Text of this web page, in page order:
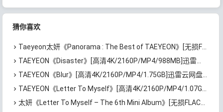
网盘下载
迅雷云网盘下载
猜你喜欢
Taeyeon太妍《Panorama : The Best of TAEYEON》[无损FLAC/MP3/1.04GB]百度云网盘下载
TAEYEON《Disaster》[高清4K/2160P/MP4/988MB]迅雷云网盘下载
TAEYEON《Blur》[高清4K/2160P/MP4/1.75GB]迅雷云网盘下载
TAEYEON《Letter To Myself》[高清4K/2160P/MP4/1.07GB]迅雷云网盘下载
太妍《Letter To Myself – The 6th Mini Album》[无损FLAC/MP3/423MB]百度云网盘下载